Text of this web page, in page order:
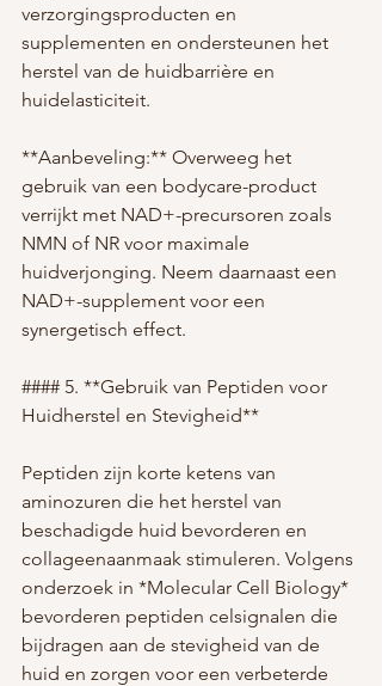
verzorgingsproducten en
supplementen en ondersteunen het
herstel van de huidbarrière en
huidelasticiteit.
**Aanbeveling:** Overweeg het
gebruik van een bodycare-product
verrijkt met NAD+-precursoren zoals
NMN of NR voor maximale
huidverjonging. Neem daarnaast een
NAD+-supplement voor een
synergetisch effect.
#### 5. **Gebruik van Peptiden voor
Huidherstel en Stevigheid**
Peptiden zijn korte ketens van
aminozuren die het herstel van
beschadigde huid bevorderen en
collageenaanmaak stimuleren. Volgens
onderzoek in *Molecular Cell Biology*
bevorderen peptiden celsignalen die
bijdragen aan de stevigheid van de
huid en zorgen voor een verbeterde